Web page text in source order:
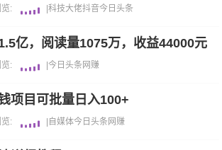
览: |科技大佬抖音今日头条
亿，阅读量1075万，收益44000元
览: |今日头条 网赚
项目可批量日入100+
览: 自媒体今日头条 网赚